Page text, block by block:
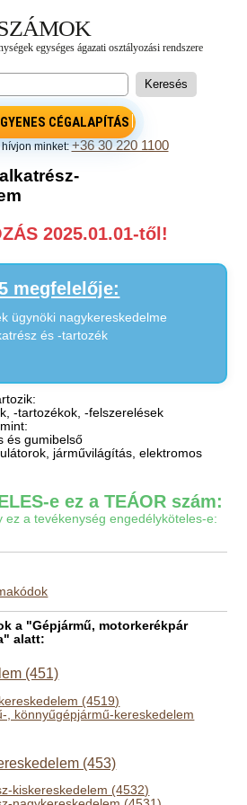
CÉGALAPÍTÁS
hívjon minket:+36 30 220 1100
2025.01.01-től!
megfelelője:
ügynöki nagykereskedelme
és -tartozék
-tartozékok, -felszerelések
és gumibelső
járművilágítás, elektromos
e ez a TEÁOR szám:
ez a tevékenység engedélyköteles-e:
a "Gépjármű, motorkerékpár
alatt:
(451)
(4519)
, könnyűgépjármű-kereskedelem
(453)
kiskereskedelem (4532)